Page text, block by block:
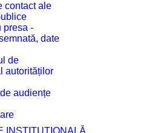
contact ale
presa -
date
de
autorităților
audiențe
INSTITUȚIONALĂ